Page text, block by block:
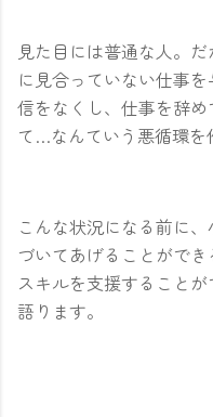
見た目には普通な人。
に見合っていない仕事
信をなくし、仕事を辞
て…なんていう悪循環を
こんな状況になる前に
づいてあげることがで
スキルを支援すること
語ります。